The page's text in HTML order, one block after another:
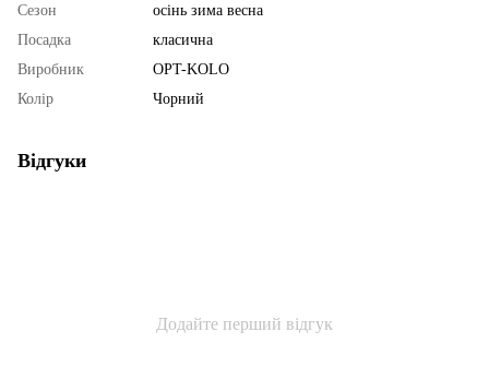
Сезон
осінь зима весна
Посадка
класична
Виробник
OPT-KOLO
Колір
Чорний
Відгуки
Додайте перший відгук